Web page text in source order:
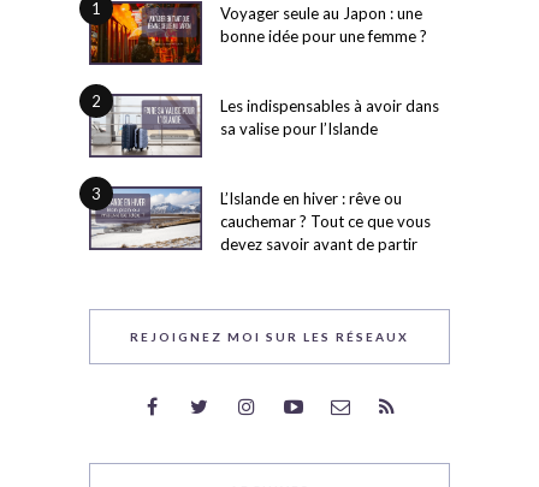
1
Voyager seule au Japon : une
bonne idée pour une femme ?
2
Les indispensables à avoir dans
sa valise pour l’Islande
3
L’Islande en hiver : rêve ou
cauchemar ? Tout ce que vous
devez savoir avant de partir
REJOIGNEZ MOI SUR LES RÉSEAUX